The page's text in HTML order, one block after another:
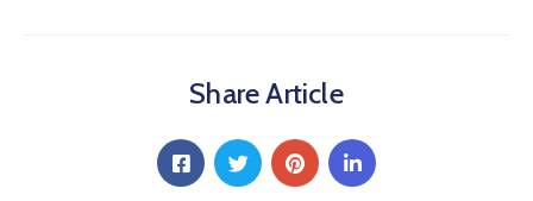
Share Article